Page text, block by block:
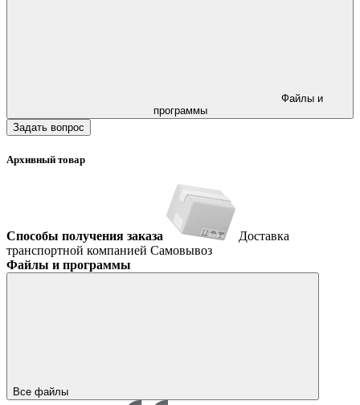
программы
Задать вопрос
Архивный товар
Способы получения заказа
Доставка
транспортной компанией Самовывоз
Файлы и программы
Все файлы